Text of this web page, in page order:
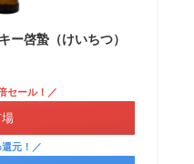
ー啓蟄（けいちつ）
セール！／
元！／